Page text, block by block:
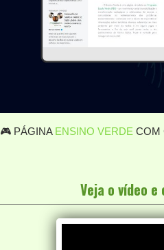
🎮 PÁGINA ENSINO VERDE COM
Veja o vídeo